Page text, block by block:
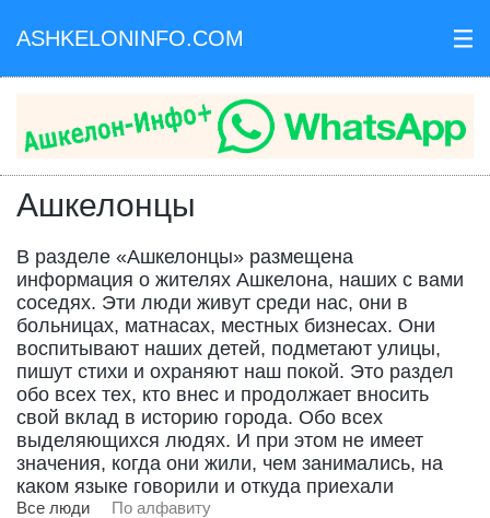
ASHKELONINFO.COM III
Ашкелонцы
В разделе «Ашкелонцы» размещена
информация о жителях Ашкелона, наших с вами
соседях. Эти люди живут среди нас, они в
больницах, матнасах, местных бизнесах. Они
воспитывают наших детей, подметают улицы,
пишут стихи и охраняют наш покой. Это раздел
обо всех тех, кто внес и продолжает вносить
свой вклад в историю города. Обо всех
выделяющихся людях. И при этом не имеет
значения, когда они жили, чем занимались, на
каком языке говорили и откуда приехали
Все люди По алфавиту